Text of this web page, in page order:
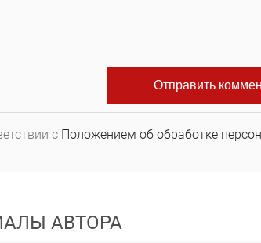
с Положением об обработке
АВТОРА